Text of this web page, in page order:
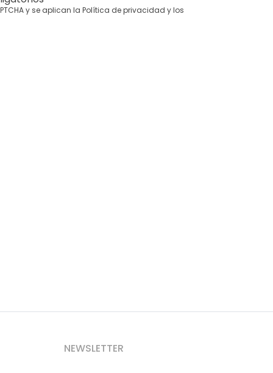
y se aplican la Política de privacidad y los
NEWSLETTER